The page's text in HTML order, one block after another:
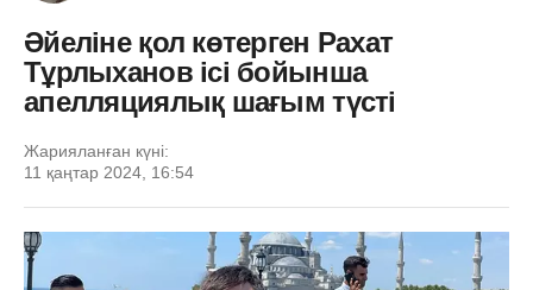
Әйеліне қол көтерген Рахат
Тұрлыханов ісі бойынша
апелляциялық шағым түсті
Жарияланған күні:
11 қаңтар 2024, 16:54